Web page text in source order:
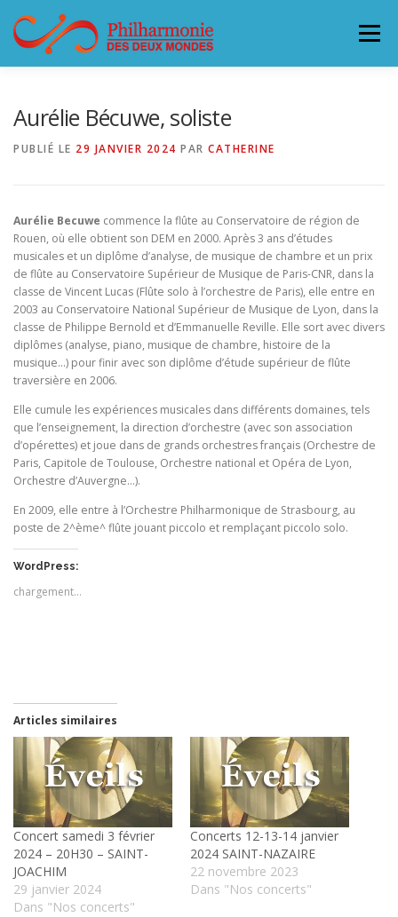
contenu
Menu
SOUTENEZ LA PHILHARMONIE CONTACT
Aurélie Bécuwe, soliste
PUBLIÉ LE 29 JANVIER 2024 PAR CATHERINE
Aurélie Becuwe commence la flûte au Conservatoire de région de
Rouen, où elle obtient son DEM en 2000. Après 3 ans d’études
musicales et un diplôme d’analyse, de musique de chambre et un prix
de flûte au Conservatoire Supérieur de Musique de Paris-CNR, dans la
classe de Vincent Lucas (Flûte solo à l’orchestre de Paris), elle entre en
2003 au Conservatoire National Supérieur de Musique de Lyon, dans la
classe de Philippe Bernold et d’Emmanuelle Reville. Elle sort avec divers
diplômes (analyse, piano, musique de chambre, histoire de la
musique…) pour finir avec son diplôme d’étude supérieur de flûte
traversière en 2006.
Elle cumule les expériences musicales dans différents domaines, tels
que l’enseignement, la direction d’orchestre (avec son association
d’opérettes) et joue dans de grands orchestres français (Orchestre de
Paris, Capitole de Toulouse, Orchestre national et Opéra de Lyon,
Orchestre d’Auvergne…).
En 2009, elle entre à l’Orchestre Philharmonique de Strasbourg, au
poste de 2^ème^ flûte jouant piccolo et remplaçant piccolo solo.
WordPress:
chargement…
Articles similaires
Concert samedi 3 février
2024 – 20H30 – SAINT-
JOACHIM
29 janvier 2024
Dans "Nos concerts"
Concerts 12-13-14 janvier
2024 SAINT-NAZAIRE
22 novembre 2023
Dans "Nos concerts"